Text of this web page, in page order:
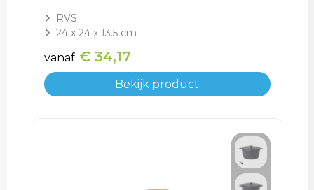
RVS
24 x 24 x 13.5 cm
vanaf € 34,17
Bekijk product